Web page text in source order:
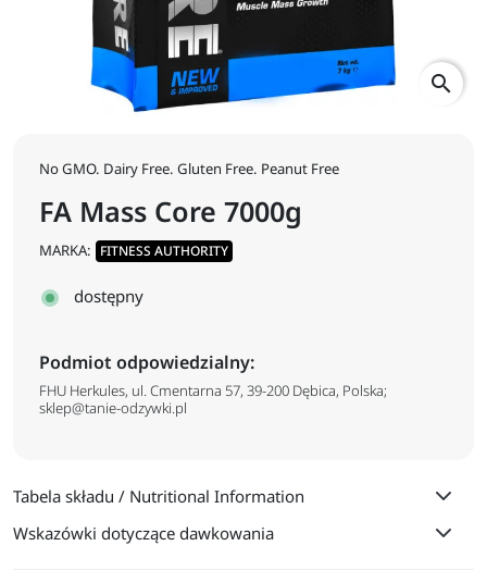
search
No GMO. Dairy Free. Gluten Free. Peanut Free
FA Mass Core 7000g
MARKA: FITNESS AUTHORITY
dostępny
Podmiot odpowiedzialny:
FHU Herkules, ul. Cmentarna 57, 39-200 Dębica, Polska;
sklep@tanie-odzywki.pl
Tabela składu / Nutritional Information
Wskazówki dotyczące dawkowania